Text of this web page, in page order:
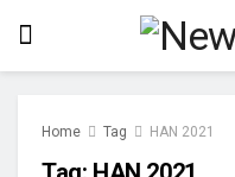
Home Tag HAN 2021